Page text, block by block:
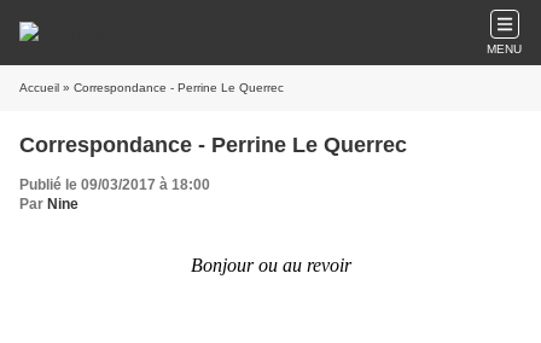
MENU
Accueil » Correspondance - Perrine Le Querrec
Correspondance - Perrine Le Querrec
Publié le 09/03/2017 à 18:00
Par Nine
Bonjour ou au revoir